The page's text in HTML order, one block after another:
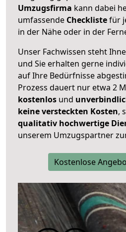
Umzugsfirma kann dabei
umfassende Checklistefür
in der Nähe oder in der
Unser Fachwissen steht
und Sie erhalten gerne
auf Ihre Bedürfnisse
Prozess dauert nur etwa 2
kostenlos und
keine versteckten Kosten,
qualitativ hochwertige
unserem Umzugspartner
Kostenlose